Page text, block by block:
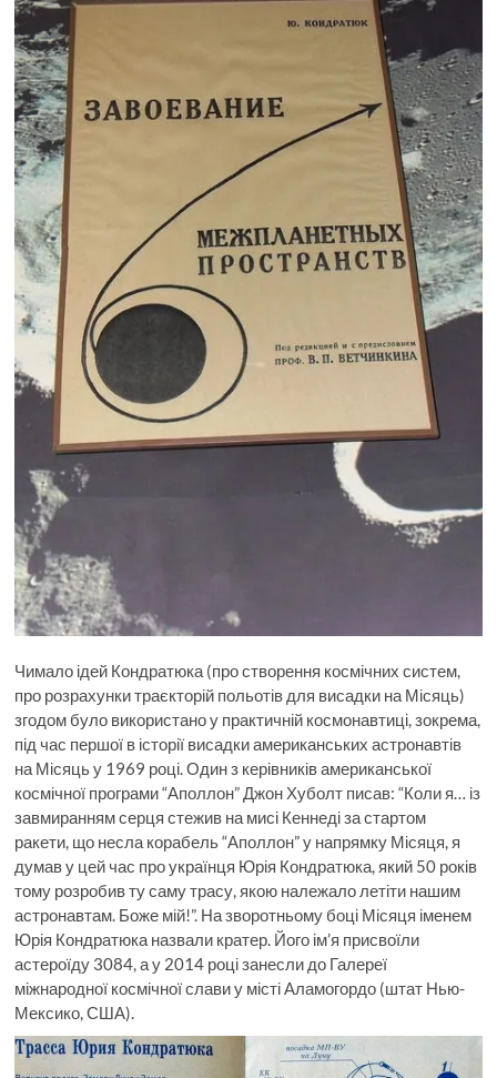
Чимало ідей Кондратюка (про створення космічних систем,
про розрахунки траєкторій польотів для висадки на Місяць)
згодом було використано у практичній космонавтиці, зокрема,
під час першої в історії висадки американських астронавтів
на Місяць у 1969 році. Один з керівників американської
космічної програми “Аполлон” Джон Хуболт писав: “Коли я… із
завмиранням серця стежив на мисі Кеннеді за стартом
ракети, що несла корабель “Аполлон” у напрямку Місяця, я
думав у цей час про українця Юрія Кондратюка, який 50 років
тому розробив ту саму трасу, якою належало летіти нашим
астронавтам. Боже мій!”. На зворотньому боці Місяця іменем
Юрія Кондратюка назвали кратер. Його ім’я присвоїли
астероїду 3084, а у 2014 році занесли до Галереї
міжнародної космічної слави у місті Аламогордо (штат Нью-
Мексико, США).